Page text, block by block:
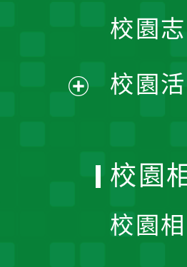
單
校園
校園
校園
校園